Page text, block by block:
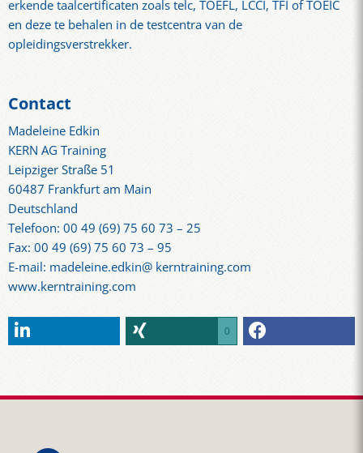
erkende taalcertificaten zoals telc, TOEFL, LCCI, TFI of TOEIC
en deze te behalen in de testcentra van de
opleidingsverstrekker.
Contact
Madeleine Edkin
KERN AG Training
Leipziger Straße 51
60487 Frankfurt am Main
Deutschland
Telefoon: 00 49 (69) 75 60 73 – 25
Fax: 00 49 (69) 75 60 73 – 95
E-mail: madeleine.edkin@ kerntraining.com
www.kerntraining.com
0